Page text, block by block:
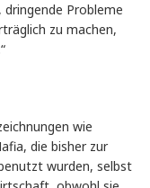
Probleme
zu machen,
wie
die bisher zur
wurden, selbst